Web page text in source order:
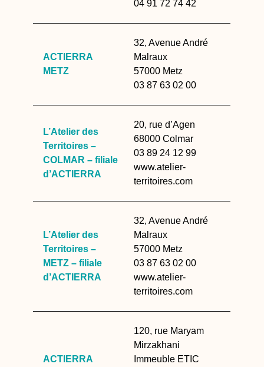
04 91 72 74 42
ACTIERRA
METZ
32, Avenue André
Malraux
57000 Metz
03 87 63 02 00
L’Atelier des
Territoires –
COLMAR – filiale
d’ACTIERRA
20, rue d’Agen
68000 Colmar
03 89 24 12 99
www.atelier-
territoires.com
L’Atelier des
Territoires –
METZ – filiale
d’ACTIERRA
32, Avenue André
Malraux
57000 Metz
03 87 63 02 00
www.atelier-
territoires.com
ACTIERRA
120, rue Maryam
Mirzakhani
Immeuble ETIC